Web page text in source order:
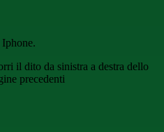
il dito da sinistra a destra dello
precedenti